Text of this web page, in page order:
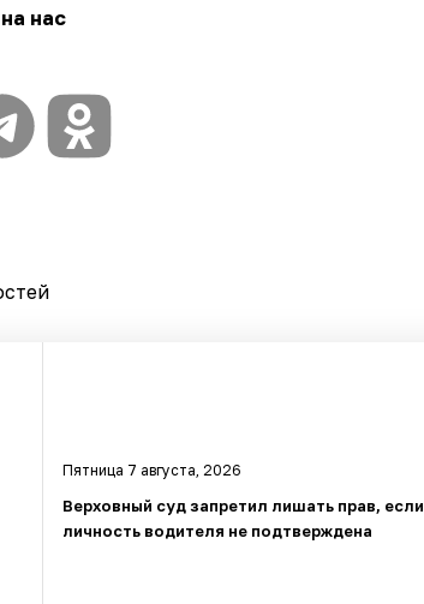
нас
Пятница 7 августа, 2026
Верховный суд запретил лишать прав, если
личность водителя не подтверждена